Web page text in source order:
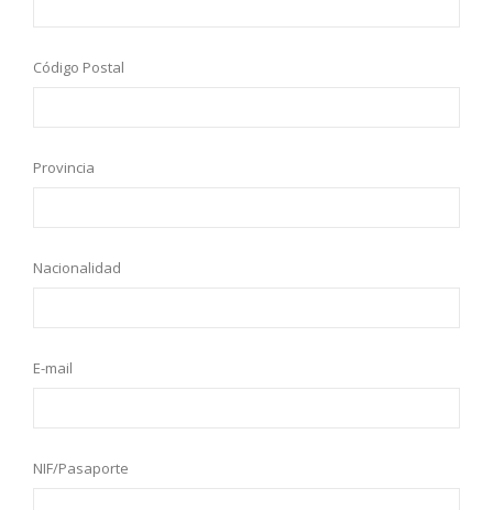
Código Postal
Provincia
Nacionalidad
E-mail
NIF/Pasaporte